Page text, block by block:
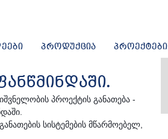
ᲞᲠᲝᲓᲣᲥᲪᲘᲐ ᲞᲠᲝᲔᲥᲢᲔᲑᲘ
პროექტის განათება -
სისტემების მწარმოებელ,